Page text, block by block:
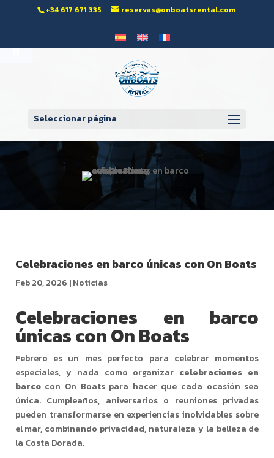
Abrir barra de herramientas
‭+34 617 671 335‬ reservas@onboatsrental.com
Seleccionar página
Celebraciones en barco únicas con On Boats
Feb 20, 2026 |Noticias
Celebraciones en barco
únicas con On Boats
Febrero es un mes perfecto para celebrar momentos
especiales, y nada como organizar celebraciones en
barcocon On Boats para hacer que cada ocasión sea
única. Cumpleaños, aniversarios o reuniones privadas
pueden transformarse en experiencias inolvidables sobre
el mar, combinando privacidad, naturaleza y la belleza de
la Costa Dorada.